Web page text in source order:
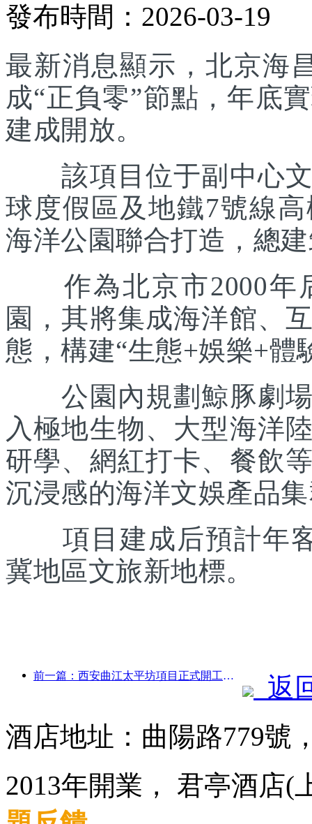
發布時間：2026-03-19
最新消息顯示，北京海
成“正負零”節點，年底
建成開放。
該項目位于副中心文
球度假區及地鐵7號線
海洋公園聯合打造，總
作為北京市2000年
園，其將集成海洋館、
態，構建“生態+娛樂+體
公園內規劃鯨豚劇場
入極地生物、大型海洋
研學、網紅打卡、餐飲
沉浸感的海洋文娛產品
項目建成后預計年客
冀地區文旅新地標。
前一篇：西安曲江太平坊項目正式開工，總建面13.7萬方
返
酒店地址：曲陽路779號
2013年開業， 君亭酒